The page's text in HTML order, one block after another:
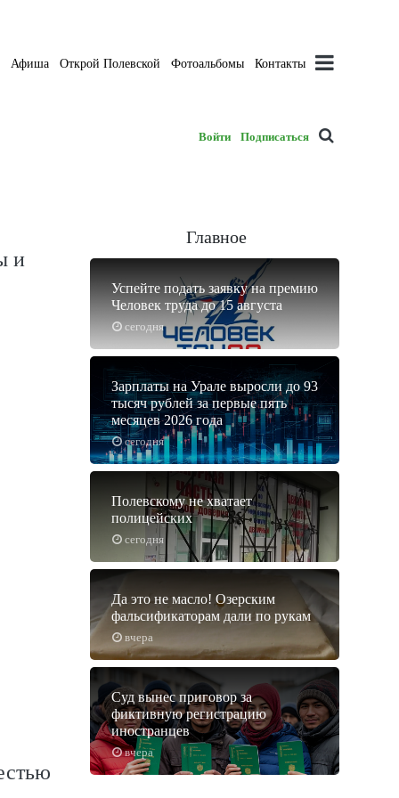
Афиша Открой Полевской Фотоальбомы Контакты
Войти Подписаться
и
Главное
сегодня
Успейте подать заявку на премию
Человек труда до 15 августа
сегодня
Зарплаты на Урале выросли до 93
тысяч рублей за первые пять
месяцев 2026 года
сегодня
Полевскому не хватает
полицейских
вчера
Да это не масло! Озерским
фальсификаторам дали по рукам
вчера
Суд вынес приговор за
фиктивную регистрацию
иностранцев